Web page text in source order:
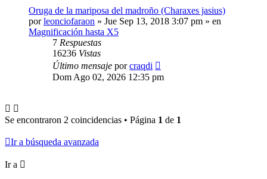
Oruga de la mariposa del madroño (Charaxes jasius)
porleonciofaraon » Jue Sep 13, 2018 3:07 pm » en
Magnificación hasta X5
7 Respuestas
16236 Vistas
Último mensaje porcraqdi
Dom Ago 02, 2026 12:35 pm
Se encontraron 2 coincidencias • Página 1 de 1
Ir a búsqueda avanzada
Ir a